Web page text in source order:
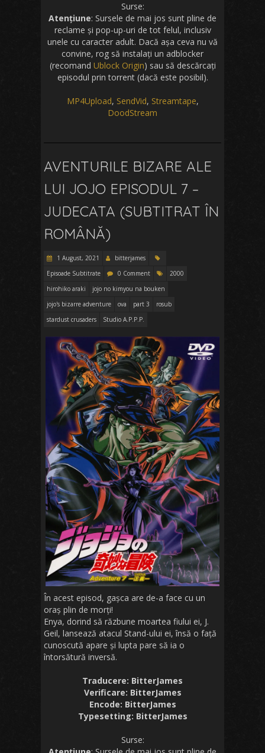
Surse:
Atențiune: Sursele de mai jos sunt pline de
reclame și pop-up-uri de tot felul, inclusiv
unele cu caracter adult. Dacă așa ceva nu vă
convine, rog să instalați un adblocker
(recomand Ublock Origin) sau să descărcați
episodul prin torrent (dacă este posibil).
MP4Upload, SendVid, Streamtape,
DoodStream
AVENTURILE BIZARE ALE
LUI JOJO EPISODUL 7 –
JUDECATA (SUBTITRAT ÎN
ROMÂNĂ)
1 August, 2021
bitterjames
Episoade Subtitrate
0 Comment
2000
hirohiko araki
jojo no kimyou na bouken
jojo's bizarre adventure
ova part 3
rosub
stardust crusaders
Studio A.P.P.P.
În acest episod, gașca are de-a face cu un
oraș plin de morți!
Enya, dorind să răzbune moartea fiului ei, J.
Geil, lansează atacul Stand-ului ei, însă o față
cunoscută apare și lupta pare să ia o
întorsătură inversă.
Traducere: BitterJames
Verificare: BitterJames
Encode: BitterJames
Typesetting: BitterJames
Surse: